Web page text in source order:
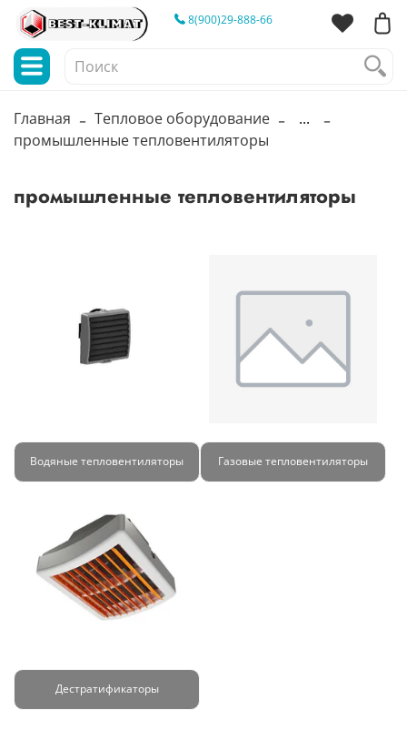
8(900)29-888-66
Главная Тепловое оборудование
...
промышленные тепловентиляторы
промышленные тепловентиляторы
Водяные тепловентиляторы Газовые тепловентиляторы
Дестратификаторы